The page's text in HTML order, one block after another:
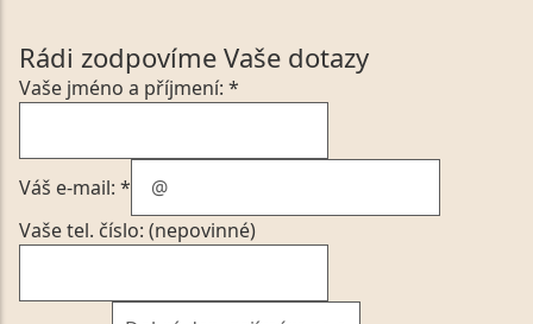
Rádi zodpovíme Vaše dotazy
Vaše jméno a příjmení: *
Váš e-mail: *
Vaše tel. číslo: (nepovinné)